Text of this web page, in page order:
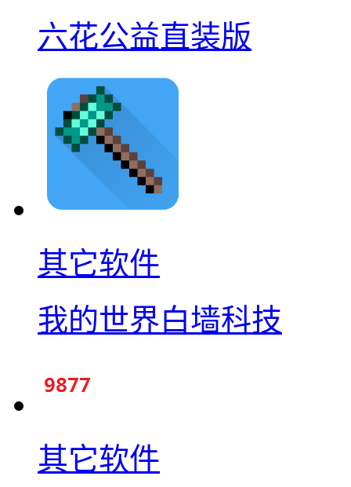
六花公益直装版
其它软件
我的世界白墙科技
其它软件